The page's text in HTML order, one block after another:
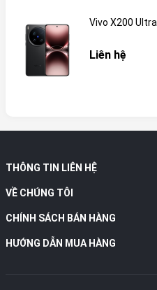
Vivo X200 Ultra
Liên hệ
THÔNG TIN LIÊN HỆ
VỀ CHÚNG TÔI
CHÍNH SÁCH BÁN HÀNG
HƯỚNG DẪN MUA HÀNG